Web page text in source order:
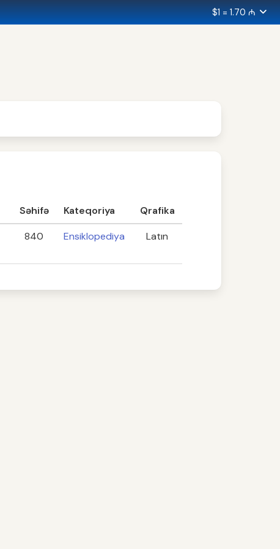
$1 = 1.70 ₼
Səhifə Kateqoriya
Qrafika
840 Ensiklopediya Latın